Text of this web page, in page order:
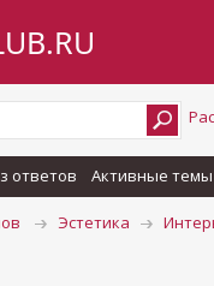
ответов Активные темы
Эстетика